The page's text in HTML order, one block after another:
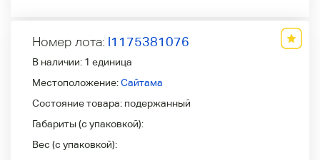
Номер лота: l1175381076
В наличии: 1 единица
Местоположение:Сайтама
Состояние товара: подержанный
Габариты (с упаковкой):
Вес (с упаковкой):